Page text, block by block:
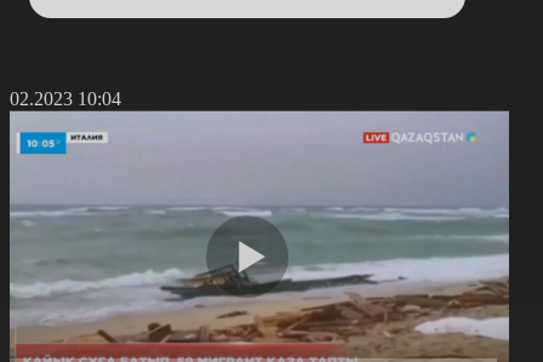
10:04